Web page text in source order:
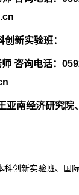
新实验班：
咨询电话：
亚南经济研究院
科创新实验班、国